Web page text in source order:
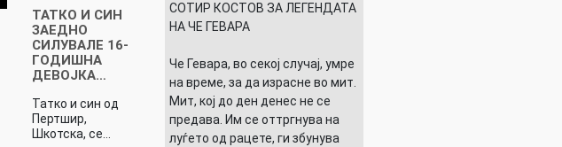
ТАТКО И СИН
ЗАЕДНО
СИЛУВАЛЕ 16-
ГОДИШНА
ДЕВОЈКА…
Татко и син од
Пертшир,
Шкотска, се…
СОТИР КОСТОВ ЗА ЛЕГЕНДАТА
НА ЧЕ ГЕВАРА
Че Гевара, во секој случај, умре
на време, за да израсне во мит.
Мит, кој до ден денес не се
предава. Им се оттргнува на
луѓето од рацете, ги збунува